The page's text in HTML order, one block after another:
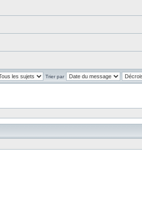
Trier par